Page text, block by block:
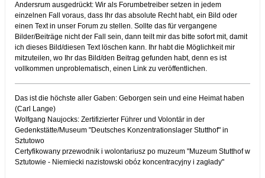
Andersrum ausgedrückt: Wir als Forumbetreiber setzen in jedem
einzelnen Fall voraus, dass Ihr das absolute Recht habt, ein Bild oder
einen Text in unser Forum zu stellen. Sollte das für vergangene
Bilder/Beiträge nicht der Fall sein, dann teilt mir das bitte sofort mit, damit
ich dieses Bild/diesen Text löschen kann. Ihr habt die Möglichkeit mir
mitzuteilen, wo Ihr das Bild/den Beitrag gefunden habt, denn es ist
vollkommen unproblematisch, einen Link zu veröffentlichen.
Das ist die höchste aller Gaben: Geborgen sein und eine Heimat haben
(Carl Lange)
Wolfgang Naujocks: Zertifizierter Führer und Volontär in der
Gedenkstätte/Museum "Deutsches Konzentrationslager Stutthof" in
Sztutowo
Certyfikowany przewodnik i wolontariusz po muzeum "Muzeum Stutthof w
Sztutowie - Niemiecki nazistowski obóz koncentracyjny i zagłady"